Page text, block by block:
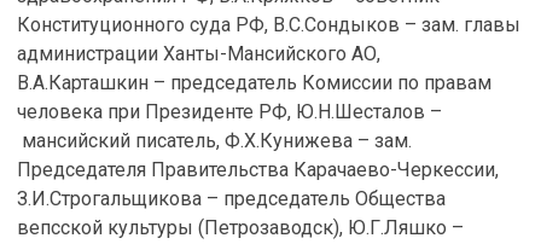
Конституционного суда РФ, В.С.Сондыков – зам. главы
администрации Ханты-Мансийского АО,
В.А.Карташкин – председатель Комиссии по правам
человека при Президенте РФ, Ю.Н.Шесталов –
мансийский писатель, Ф.Х.Кунижева – зам.
Председателя Правительства Карачаево-Черкессии,
З.И.Строгальщикова – председатель Общества
вепсской культуры (Петрозаводск), Ю.Г.Ляшко –